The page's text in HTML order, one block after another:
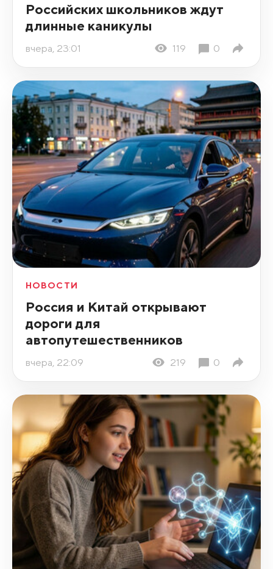
Российских школьников ждут
длинные каникулы
вчера, 23:01 119 0
НОВОСТИ
Россия и Китай открывают
дороги для
автопутешественников
вчера, 22:09 219 0